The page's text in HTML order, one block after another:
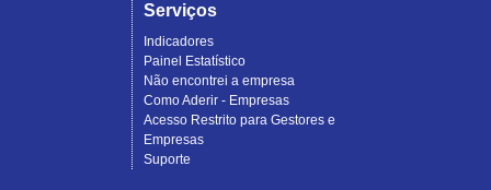
Serviços
Indicadores
Painel Estatístico
Não encontrei a empresa
Como Aderir - Empresas
Acesso Restrito para Gestores e
Empresas
Suporte